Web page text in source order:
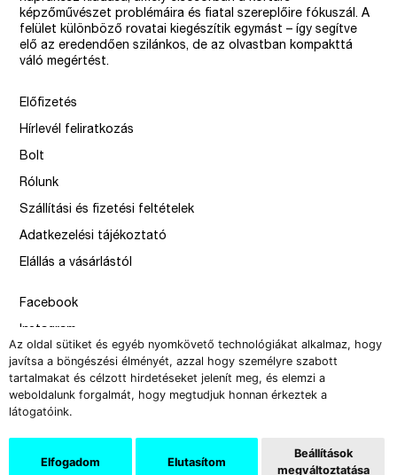
Az oldal sütiket és egyéb nyomkövető technológiákat alkalmaz, hogy
javítsa a böngészési élményét, azzal hogy személyre szabott
tartalmakat és célzott hirdetéseket jelenít meg, és elemzi a
weboldalunk forgalmát, hogy megtudjuk honnan érkeztek a
látogatóink.
Elfogadom Elutasítom
Beállítások
megváltoztatása
képzőművészet problémáira és fiatal szereplőire fókuszál. A
felület különböző rovatai kiegészítik egymást – így segítve
elő az eredendően szilánkos, de az olvastban kompakttá
váló megértést.
Előfizetés
Hírlevél feliratkozás
Bolt
Rólunk
Szállítási és fizetési feltételek
Adatkezelési tájékoztató
Elállás a vásárlástól
Facebook
Instagram
Issue
–
design by Solymosi Mór, Sirbik Attila
webbyzolka